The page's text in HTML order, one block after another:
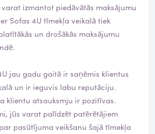
ā
b
ī
t
s
izmantot piedāvātās maksājumu
un drošākās maksājumu
jau gadu gaitā ir saņēmis klientus
un ir ieguvis labu reputāciju.
klientu atsauksmju ir pozitīvas.
jūs varat palīdzēt patērētājiem
pasūtījuma veikšanu šajā tīmekļa